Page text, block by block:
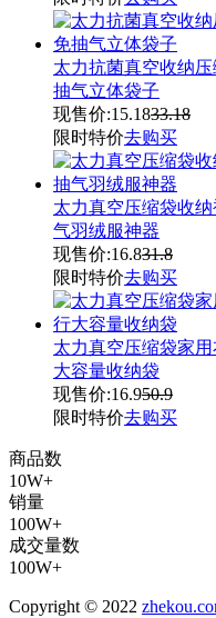
太力抗菌真空收纳
抽气立体袋子
现售价:15.1833.18
限时特价去购买
太力真空压缩袋收
气羽绒服神器
现售价:16.831.8
限时特价去购买
太力真空压缩袋家
大容量收纳袋
现售价:16.950.9
限时特价去购买
商品数
10W+
销量
100W+
成交量数
100W+
Copyright © 2022